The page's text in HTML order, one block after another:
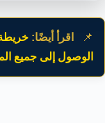
📌 اقرأ أيضًا:
الوصول إلى جميع